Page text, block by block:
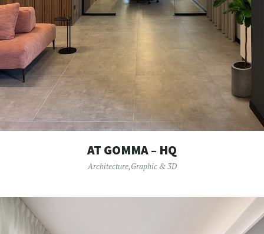
AT GOMMA – HQ
Architecture,Graphic & 3D